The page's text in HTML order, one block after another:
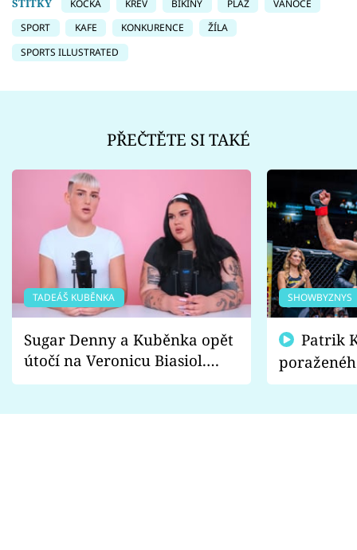
ŠTÍTKY KOČKA KREV BIKINY PLÁŽ
VÁNOCE
SPORT
KAFE KONKURENCE
ŽÍLA
SPORTS ILLUSTRATED
PŘEČTĚTE SI TAKÉ
TADEÁŠ KUBĚNKA
Sugar Denny a Kuběnka opět
útočí na Veronicu Biasiol.
Proč je podle nich falešná a
SHOWBYZNYS
fanoušci